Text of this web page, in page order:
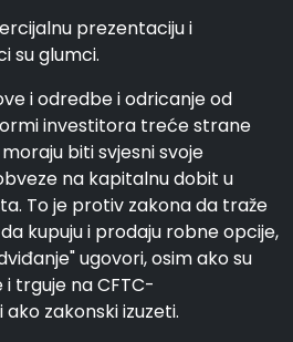
prezentaciju i
su glumci.
i odredbe i odricanje od
investitora treće strane
biti svjesni svoje
na kapitalnu dobit u
To je protiv zakona da traže
kupuju i prodaju robne opcije,
ugovori, osim ako su
trguje na CFTC-
zakonski izuzeti.